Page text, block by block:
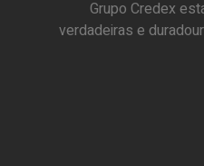
Grupo Credex
verdadeiras e